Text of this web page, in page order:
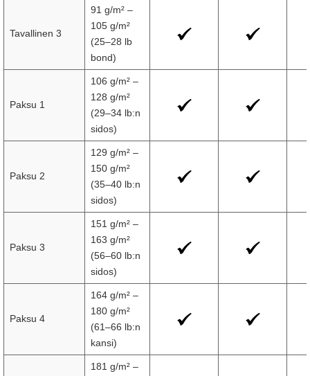
Tavallinen 3
91 g/m² –
105 g/m²
(25–28 lb
bond)
Paksu 1
106 g/m² –
128 g/m²
(29–34 lb:n
sidos)
Paksu 2
129 g/m² –
150 g/m²
(35–40 lb:n
sidos)
Paksu 3
151 g/m² –
163 g/m²
(56–60 lb:n
sidos)
Paksu 4
164 g/m² –
180 g/m²
(61–66 lb:n
kansi)
181 g/m² –